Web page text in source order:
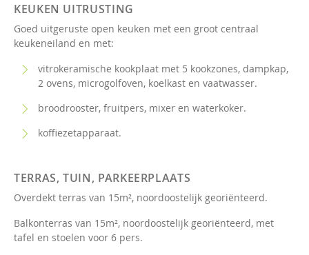
KEUKEN UITRUSTING
Goed uitgeruste open keuken met een groot centraal
keukeneiland en met:
vitrokeramische kookplaat met 5 kookzones, dampkap,
2 ovens, microgolfoven, koelkast en vaatwasser.
broodrooster, fruitpers, mixer en waterkoker.
koffiezetapparaat.
TERRAS, TUIN, PARKEERPLAATS
Overdekt terras van 15m², noordoostelijk georiënteerd.
Balkonterras van 15m², noordoostelijk georiënteerd, met
tafel en stoelen voor 6 pers.